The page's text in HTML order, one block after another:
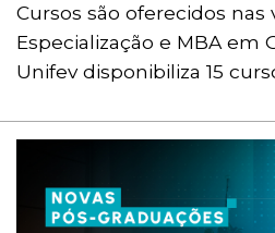
Cursos são oferecidos
Especialização e MBA em
Unifev disponibiliza 15